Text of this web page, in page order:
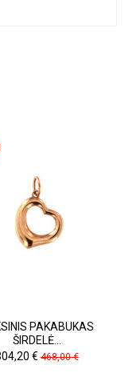
PAKABUKAS
ŠIRDELĖ...
€Pradinė
468,00 €